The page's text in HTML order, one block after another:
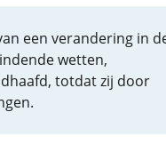
een verandering in
wetten,
totdat zij door